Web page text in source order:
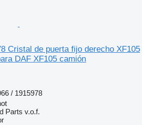
Cristal de puerta fijo derecho XF105
DAF XF105 camión
/ 1915978
Parts v.o.f.